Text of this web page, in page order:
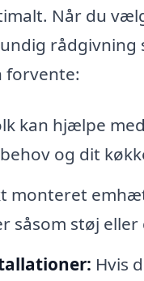
Når du
forvente:
kan hjælpe
og dit
monteret
såsom støj
Hvis